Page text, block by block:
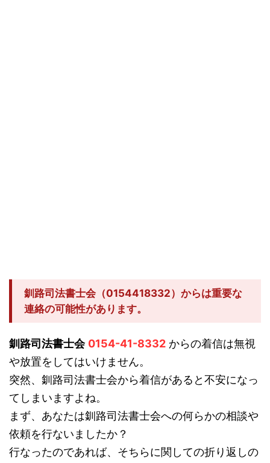
釧路司法書士会（0154418332）からは重要な
連絡の可能性があります。
釧路司法書士会 0154-41-8332 からの着信は無視
や放置をしてはいけません。
突然、釧路司法書士会から着信があると不安になっ
てしまいますよね。
まず、あなたは釧路司法書士会への何らかの相談や
依頼を行ないましたか？
行なったのであれば、そちらに関しての折り返しの